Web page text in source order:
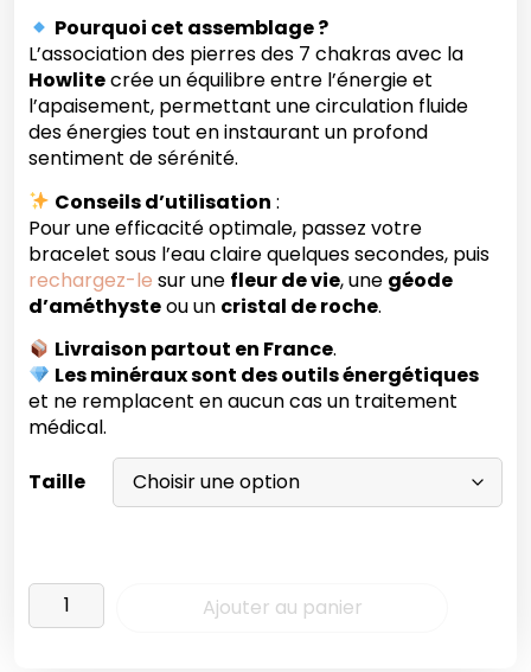
Pourquoi cet assemblage ?
L’association des pierres des 7 chakras avec la
Howlitecrée un équilibre entre l’énergie et
l’apaisement, permettant une circulation fluide
des énergies tout en instaurant un profond
sentiment de sérénité.
Conseils d’utilisation :
Pour une efficacité optimale, passez votre
bracelet sous l’eau claire quelques secondes, puis
rechargez-le sur une fleur de vie, une géode
d’améthysteou un cristal de roche.
Livraison partout en France.
Les minéraux sont des outils énergétiques
et ne remplacent en aucun cas un traitement
médical.
Taille
Ajouter au panier